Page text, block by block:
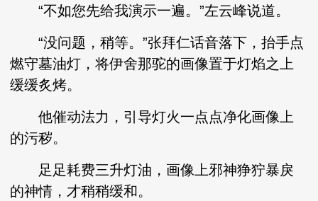
“不如您先给我演示一遍。”左云峰说道。
“没问题，稍等。”张拜仁话音落下，抬手点
燃守墓油灯，将伊舍那驼的画像置于灯焰之上
缓缓炙烤。
他催动法力，引导灯火一点点净化画像上
的污秽。
足足耗费三升灯油，画像上邪神狰狞暴戾
的神情，才稍稍缓和。